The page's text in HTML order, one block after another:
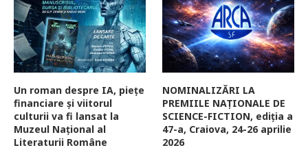
Un roman despre IA, piețe
financiare și viitorul
culturii va fi lansat la
Muzeul Național al
Literaturii Române
NOMINALIZĂRI LA
PREMIILE NAȚIONALE DE
SCIENCE-FICTION, ediția a
47-a, Craiova, 24-26 aprilie
2026